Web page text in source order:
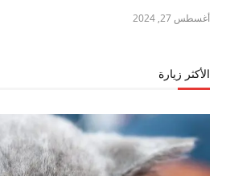
أغسطس 27, 2024
الأكثر زيارة